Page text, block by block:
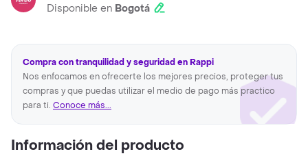
Disponible en Bogotá
Compra con tranquilidad y seguridad en Rappi
Nos enfocamos en ofrecerte los mejores precios, proteger tus
compras y que puedas utilizar el medio de pago más practico
para ti. Conoce más...
Información del producto